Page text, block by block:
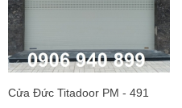
Cửa Đức Titadoor PM - 491